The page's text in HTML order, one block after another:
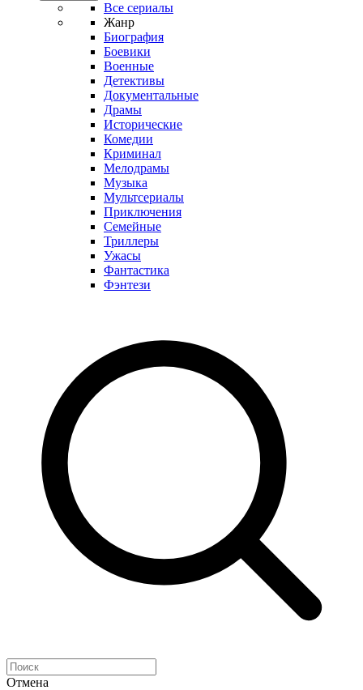
Все сериалы
Жанр
Биография
Боевики
Военные
Детективы
Документальные
Драмы
Исторические
Комедии
Криминал
Мелодрамы
Музыка
Мультсериалы
Приключения
Семейные
Триллеры
Ужасы
Фантастика
Фэнтези
Отмена